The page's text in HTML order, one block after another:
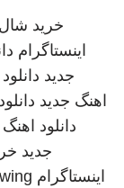
خرید
اینستاگرام
جدید
اهنگ جدید
دانلود
جدید
اینستاگرام